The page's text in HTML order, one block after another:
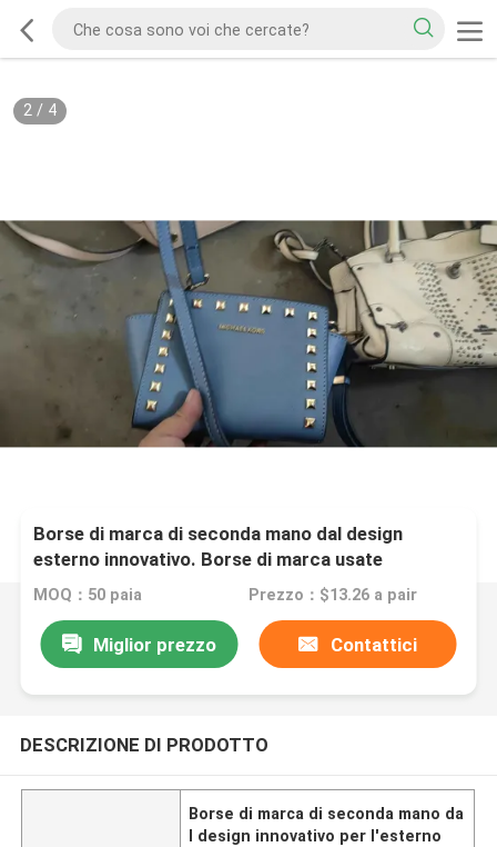
2/ 4
Borse di marca di seconda mano dal design
esterno innovativo. Borse di marca usate
MOQ：50 paia Prezzo：$13.26 a pair
Miglior prezzo Contattici
DESCRIZIONE DI PRODOTTO
Borse di marca di seconda mano da
l design innovativo per l'esterno